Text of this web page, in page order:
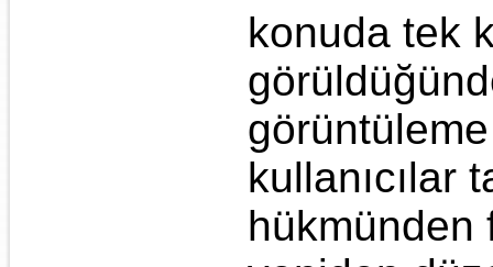
konuda tek
kullanıcılar
hükmünden